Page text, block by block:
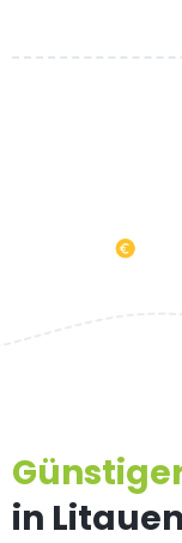
in Litauen